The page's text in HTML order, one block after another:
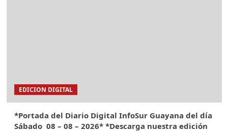
EDICION DIGITAL
*Portada del Diario Digital InfoSur Guayana del día
Sábado 08 – 08 – 2026* *Descarga nuestra edición